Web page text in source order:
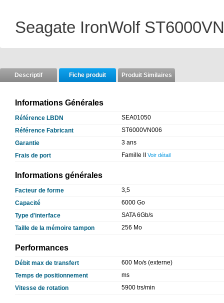
Seagate IronWolf
Descriptif Fiche produit Produit Similaires
Informations Générales
Référence LBDN
SEA01050
Référence Fabricant
ST6000VN006
Garantie
3 ans
Frais de port
Famille II Voir détail
Informations générales
Facteur de forme
3,5
Capacité
6000 Go
Type d'interface
SATA 6Gb/s
Taille de la mémoire tampon
256 Mo
Performances
Débit max de transfert
600 Mo/s (externe)
Temps de positionnement
ms
Vitesse de rotation
5900 trs/min